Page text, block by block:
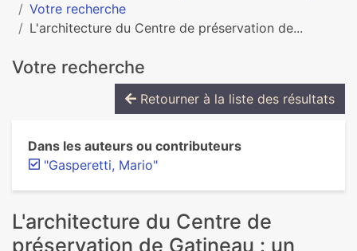
Votre recherche
L'architecture du Centre de préservation de...
Votre recherche
Retourner à la liste des résultats
Dans les auteurs ou contributeurs
"Gasperetti, Mario"
L'architecture du Centre de
préservation de Gatineau : un